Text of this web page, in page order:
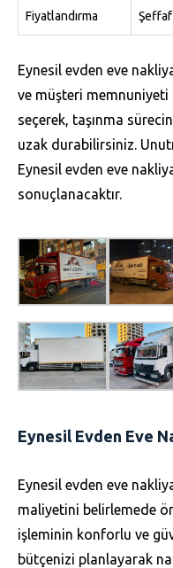
Fiyatlandırma Şeffaf
Eynesil evden eve
ve müşteri memnuniyeti
seçerek, taşınma
uzak durabilirsiniz.
Eynesil evden eve
sonuçlanacaktır.
Eynesil Evden Eve
Eynesil evden eve
maliyetini belirlemede
işleminin konforlu ve
bütçenizi planlayarak